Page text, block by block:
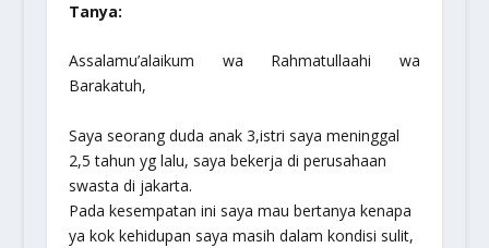
Tanya:
Assalamu’alaikum wa Rahmatullaahi wa
Barakatuh,
Saya seorang duda anak 3,istri saya meninggal
2,5 tahun yg lalu, saya bekerja di perusahaan
swasta di jakarta.
Pada kesempatan ini saya mau bertanya kenapa
ya kok kehidupan saya masih dalam kondisi sulit,